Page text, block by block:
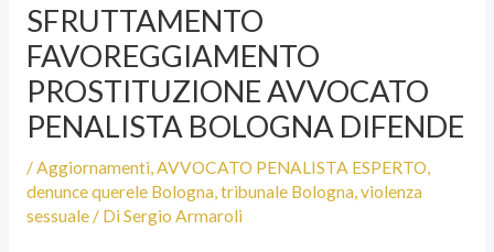
SFRUTTAMENTO
FAVOREGGIAMENTO
PROSTITUZIONE AVVOCATO
PENALISTA BOLOGNA DIFENDE
/Aggiornamenti,AVVOCATO PENALISTA ESPERTO,
denunce querele Bologna,tribunale Bologna,violenza
sessuale/ DiSergio Armaroli